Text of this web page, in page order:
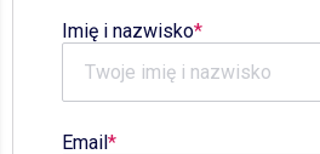
Imię i nazwisko
Email